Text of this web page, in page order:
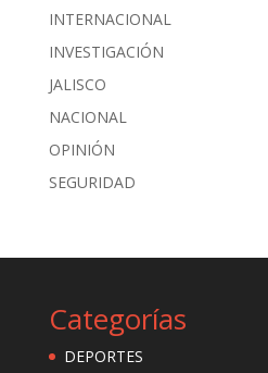
INTERNACIONAL
INVESTIGACIÓN
JALISCO
NACIONAL
OPINIÓN
SEGURIDAD
Categorías
DEPORTES